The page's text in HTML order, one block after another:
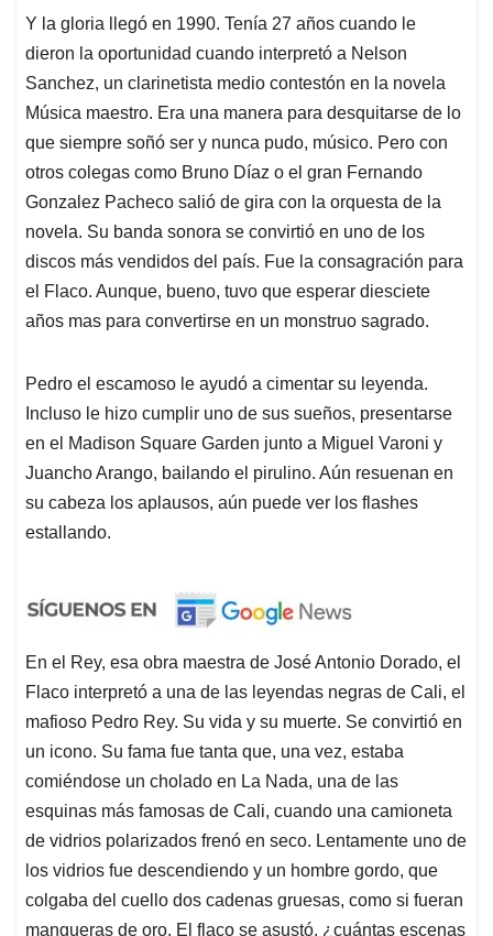
Y la gloria llegó en 1990. Tenía 27 años cuando le
dieron la oportunidad cuando interpretó a Nelson
Sanchez, un clarinetista medio contestón en la novela
Música maestro. Era una manera para desquitarse de lo
que siempre soñó ser y nunca pudo, músico. Pero con
otros colegas como Bruno Díaz o el gran Fernando
Gonzalez Pacheco salió de gira con la orquesta de la
novela. Su banda sonora se convirtió en uno de los
discos más vendidos del país. Fue la consagración para
el Flaco. Aunque, bueno, tuvo que esperar diesciete
años mas para convertirse en un monstruo sagrado.
Pedro el escamoso le ayudó a cimentar su leyenda.
Incluso le hizo cumplir uno de sus sueños, presentarse
en el Madison Square Garden junto a Miguel Varoni y
Juancho Arango, bailando el pirulino. Aún resuenan en
su cabeza los aplausos, aún puede ver los flashes
estallando.
En el Rey, esa obra maestra de José Antonio Dorado, el
Flaco interpretó a una de las leyendas negras de Cali, el
mafioso Pedro Rey. Su vida y su muerte. Se convirtió en
un icono. Su fama fue tanta que, una vez, estaba
comiéndose un cholado en La Nada, una de las
esquinas más famosas de Cali, cuando una camioneta
de vidrios polarizados frenó en seco. Lentamente uno de
los vidrios fue descendiendo y un hombre gordo, que
colgaba del cuello dos cadenas gruesas, como si fueran
mangueras de oro. El flaco se asustó, ¿cuántas escenas